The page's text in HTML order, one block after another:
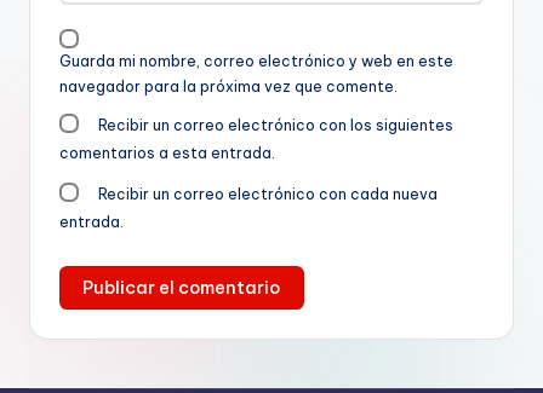
Guarda mi nombre, correo electrónico y web en este
navegador para la próxima vez que comente.
Recibir un correo electrónico con los siguientes
comentarios a esta entrada.
Recibir un correo electrónico con cada nueva
entrada.